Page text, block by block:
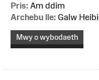
Pris: Am ddim
Archebu lle: Galw
Mwy o wybodaeth